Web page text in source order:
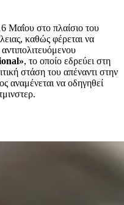
Μαΐου στο πλαίσιο του
καθώς φέρεται να
, το οποίο εδρεύει στη
στάση του απέναντι στην
αναμένεται να οδηγηθεί